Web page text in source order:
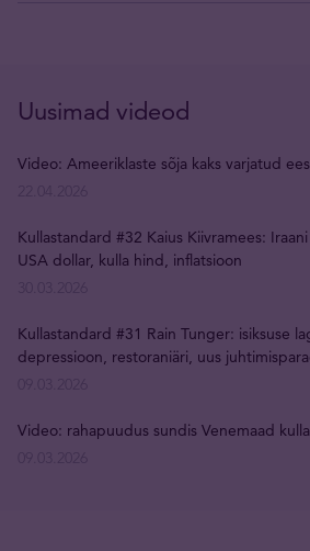
Uusimad videod
Video: Ameeriklaste sõja kaks varjatud
Kullastandard #32 Kaius Kiivramees:
USA dollar, kulla hind, inflatsioon
Kullastandard #31 Rain Tunger: isiksuse
depressioon, restoraniäri, uus
Video: rahapuudus sundis Venemaad